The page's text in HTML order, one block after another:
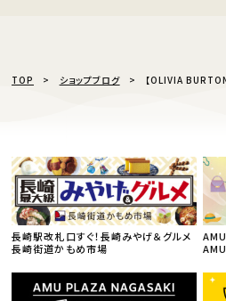
TOP ショップブログ 【OLIVIA
長崎駅改札口すぐ！長崎みやげ＆グルメ
長崎街道かもめ市場
AMU